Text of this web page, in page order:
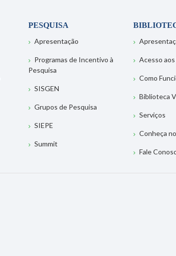
PESQUISA
Apresentação
Programas de Incentivo à
Pesquisa
SISGEN
Grupos de Pesquisa
SIEPE
Summit
Acesso
Como
Biblioteca
Serviços
Conheça
Fale